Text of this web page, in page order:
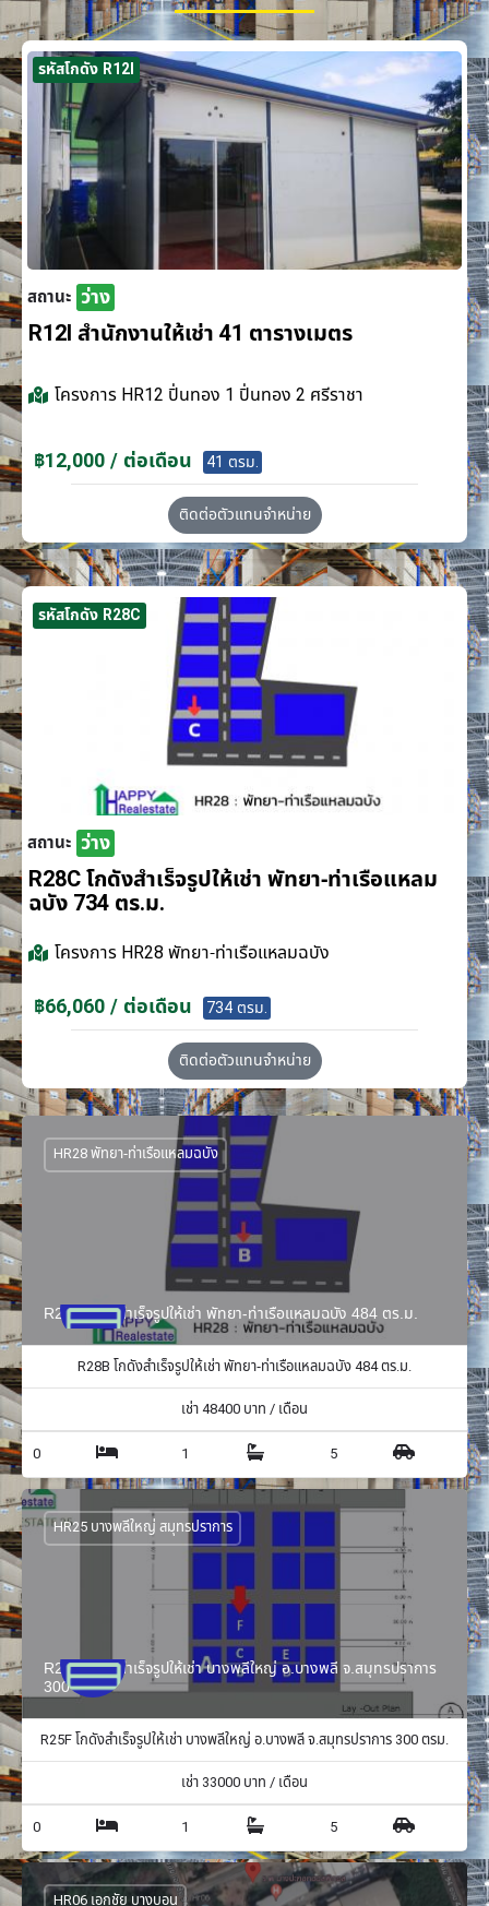
รหัสโกดัง R12I
สถานะ ว่าง
R12I สำนักงานให้เช่า 41 ตารางเมตร
โครงการ HR12 ปิ่นทอง 1 ปิ่นทอง 2 ศรีราชา
฿12,000 / ต่อเดือน 41 ตรม.
ติดต่อตัวแทนจำหน่าย
รหัสโกดัง R28C
สถานะ ว่าง
R28C โกดังสำเร็จรูปให้เช่า พัทยา-ท่าเรือแหลม
ฉบัง 734 ตร.ม.
โครงการ HR28 พัทยา-ท่าเรือแหลมฉบัง
฿66,060 / ต่อเดือน 734 ตรม.
ติดต่อตัวแทนจำหน่าย
R28B โกดังสำเร็จรูปให้เช่า พัทยา-ท่าเรือแหลมฉบัง 484 ตร.ม.
HR28 พัทยา-ท่าเรือแหลมฉบัง
R28B โกดังสำเร็จรูปให้เช่า พัทยา-ท่าเรือแหลมฉบัง 484 ตร.ม.
เช่า48400 บาท / เดือน
0 1 5
R25F โกดังสำเร็จรูปให้เช่า บางพลีใหญ่ อ.บางพลี จ.สมุทรปราการ
300 ตรม.
HR25 บางพลีใหญ่ สมุทรปราการ
R25F โกดังสำเร็จรูปให้เช่า บางพลีใหญ่ อ.บางพลี จ.สมุทรปราการ 300 ตรม.
เช่า 33000 บาท / เดือน
0 1 5
HR06 เอกชัย บางบอน